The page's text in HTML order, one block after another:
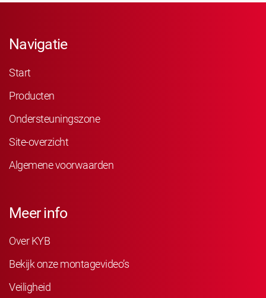
Navigatie
Start
Producten
Ondersteuningszone
Site-overzicht
Algemene voorwaarden
Meer info
Over KYB
Bekijk onze montagevideo’s
Veiligheid